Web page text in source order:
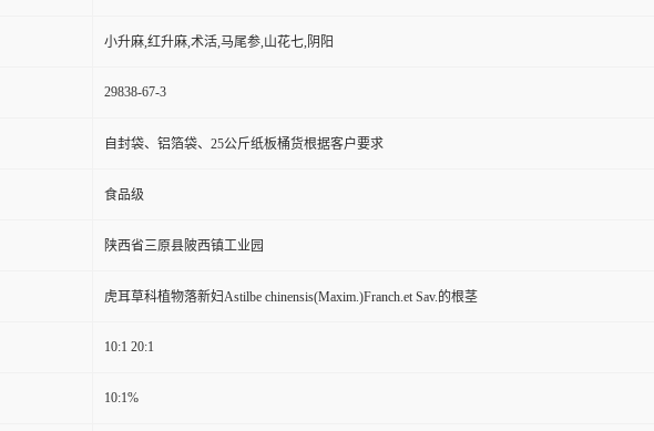
小升麻,红升麻,术活,马尾参,山花七,阴阳
29838-67-3
自封袋、铝箔袋、25公斤纸板桶货根据客户要求
食品级
陕西省三原县陂西镇工业园
虎耳草科植物落新妇Astilbe chinensis(Maxim.)Franch.et Sav.的根茎
10:1 20:1
10:1%